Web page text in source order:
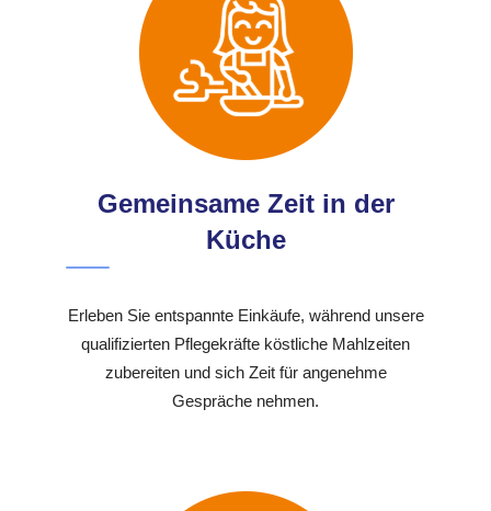
Gemeinsame Zeit in der
Küche
Erleben Sie entspannte Einkäufe, während unsere
qualifizierten Pflegekräfte köstliche Mahlzeiten
zubereiten und sich Zeit für angenehme
Gespräche nehmen.